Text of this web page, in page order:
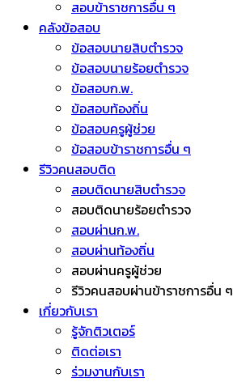
สอบข้าราชการอื่น ๆ
คลังข้อสอบ
ข้อสอบนายสิบตำรวจ
ข้อสอบนายร้อยตำรวจ
ข้อสอบก.พ.
ข้อสอบท้องถิ่น
ข้อสอบครูผู้ช่วย
ข้อสอบข้าราชการอื่น ๆ
รีวิวคนสอบติด
สอบติดนายสิบตำรวจ
สอบติดนายร้อยตำรวจ
สอบผ่านก.พ.
สอบผ่านท้องถิ่น
สอบผ่านครูผู้ช่วย
รีวิวคนสอบผ่านข้าราชการอื่น ๆ
เกี่ยวกับเรา
รู้จักติวเตอร์
ติดต่อเรา
ร่วมงานกับเรา